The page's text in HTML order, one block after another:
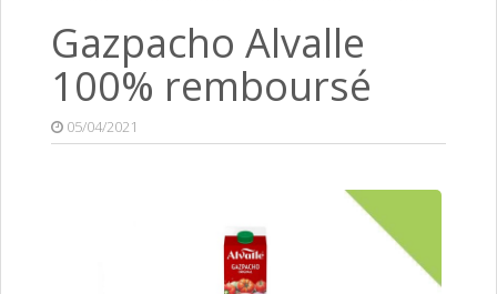
Gazpacho Alvalle
100% remboursé
05/04/2021